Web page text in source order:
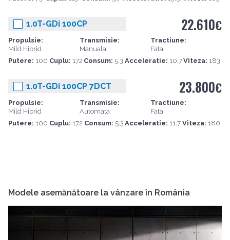
1.0T-GDi 100CP
Propulsie:
Mild Hibrid
Transmisie:
Manuala
Tractiune:
Fata
Putere: 100 Cuplu: 172 Consum: 5.3 Acceleratie: 10.7Viteza: 183
22.610€
1.0T-GDi 100CP 7DCT
Propulsie:
Mild Hibrid
Transmisie:
Automata
Tractiune:
Fata
Putere: 100 Cuplu: 172 Consum: 5.3 Acceleratie: 11.7 Viteza: 180
23.800€
Modele asemănătoare la vânzare în România